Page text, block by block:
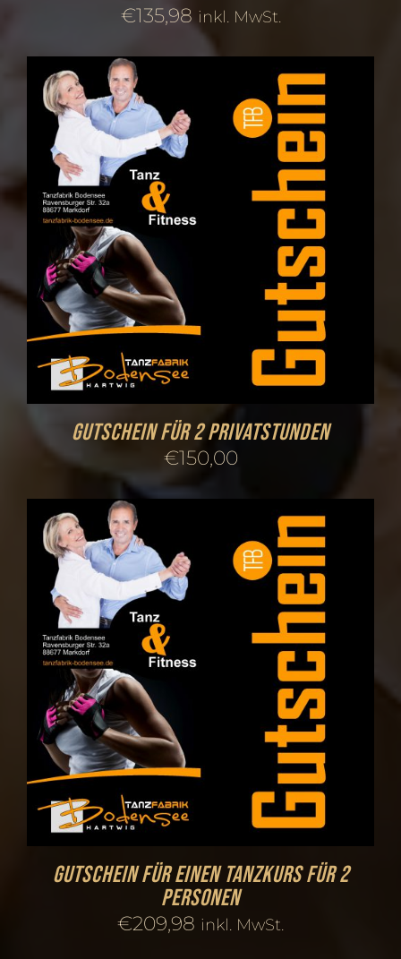
€135,98 inkl. MwSt.
Gutschein für 2 Privatstunden
€150,00
Gutschein für einen Tanzkurs für 2
Personen
€209,98 inkl. MwSt.